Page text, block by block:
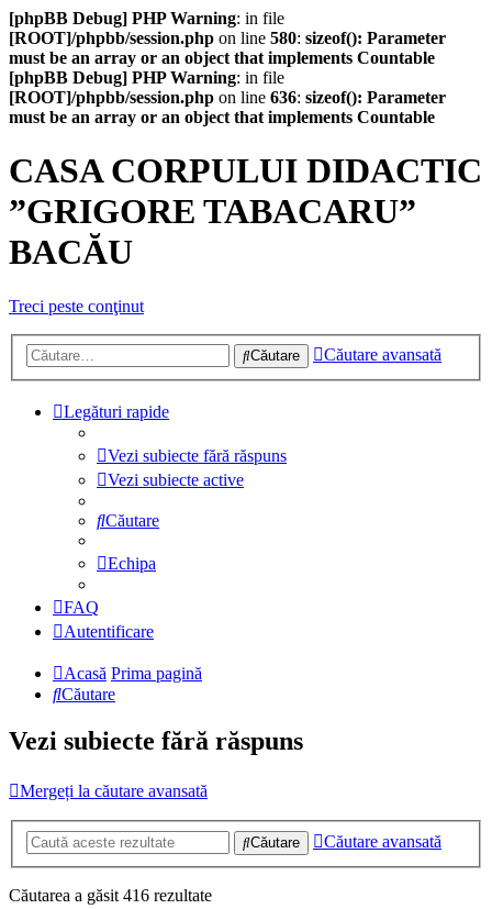
[phpBB Debug] PHP Warning: in file
[ROOT]/phpbb/session.php on line 580: sizeof(): Parameter
must be an array or an object that implements Countable
[phpBB Debug] PHP Warning: in file
[ROOT]/phpbb/session.php on line 636: sizeof(): Parameter
must be an array or an object that implements Countable
CASA CORPULUI DIDACTIC
”GRIGORE TABACARU”
BACĂU
Treci peste conţinut
Căutare Căutare avansată
Legături rapide
Vezi subiecte fără răspuns
Vezi subiecte active
Căutare
Echipa
FAQ
Autentificare
Acasă Prima pagină
Căutare
Vezi subiecte fără răspuns
Mergeți la căutare avansată
Căutare Căutare avansată
Căutarea a găsit 416 rezultate